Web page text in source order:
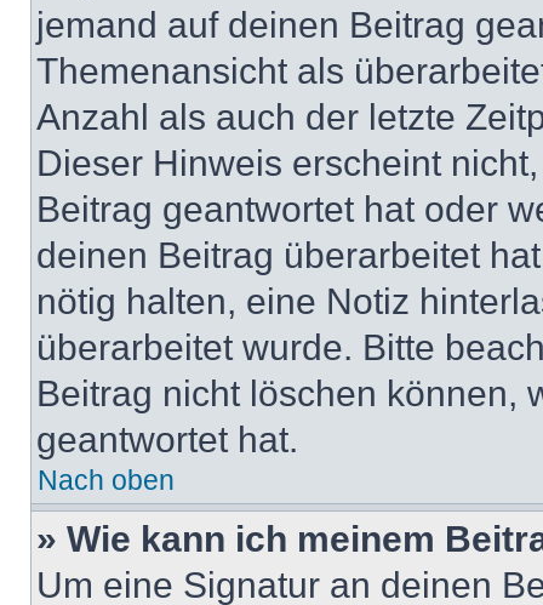
jemand auf deinen Beitrag
Themenansicht als
Anzahl als auch der letzte
Dieser Hinweis erscheint
Beitrag geantwortet hat oder
deinen Beitrag überarbeitet
nötig halten, eine Notiz
überarbeitet wurde. Bitte
Beitrag nicht löschen können,
geantwortet hat.
Nach oben
» Wie kann ich meinem
Um eine Signatur an deinen